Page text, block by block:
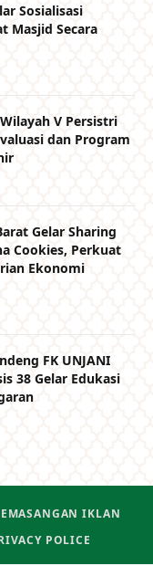
Sosialisasi
Masjid Secara
V Persistri
dan Program
Gelar Sharing
Cookies, Perkuat
Ekonomi
FK UNJANI
38 Gelar Edukasi
IKLAN
POLICE